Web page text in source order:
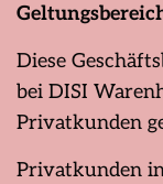
Diese
bei DISI
Privatkunden
Privatkunden